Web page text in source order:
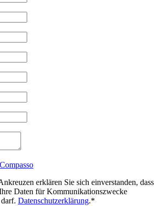
erklären Sie sich einverstanden, dass
Daten für Kommunikationszwecke
Datenschutzerklärung.*